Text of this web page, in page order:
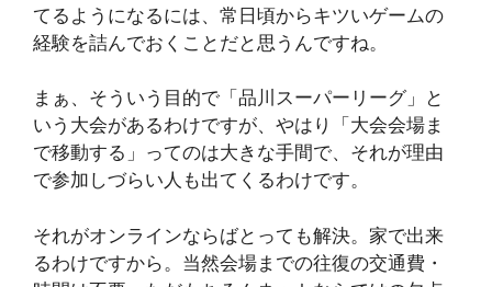
てるようになるには、常日頃からキツいゲームの
経験を詰んでおくことだと思うんですね。
まぁ、そういう目的で「品川スーパーリーグ」と
いう大会があるわけですが、やはり「大会会場ま
で移動する」ってのは大きな手間で、それが理由
で参加しづらい人も出てくるわけです。
それがオンラインならばとっても解決。家で出来
るわけですから。当然会場までの往復の交通費・